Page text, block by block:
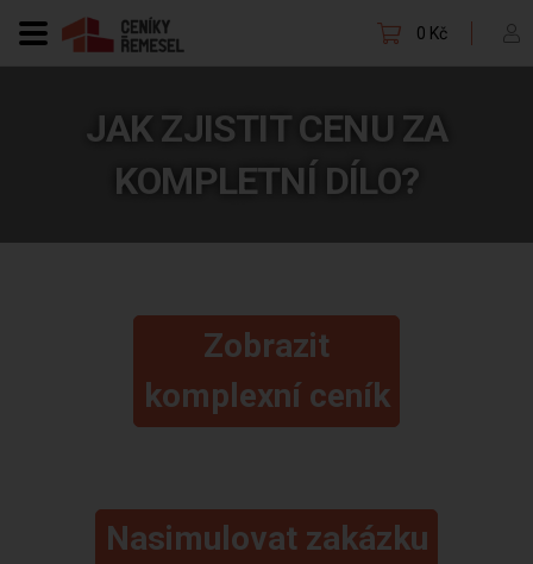
0 Kč
JAK ZJISTIT CENU ZA
KOMPLETNÍ DÍLO?
Zobrazit
komplexní ceník
Nasimulovat zakázku